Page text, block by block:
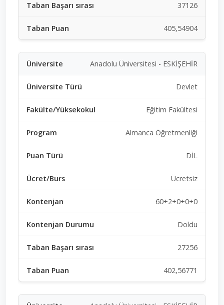
37126
405,54904
Anadolu Üniversitesi - ESKİŞEHİR
Devlet
Eğitim Fakültesi
Almanca Öğretmenliği
DİL
Ücretsiz
60+2+0+0+0
Doldu
27256
402,56771